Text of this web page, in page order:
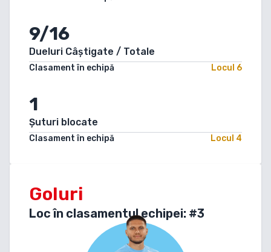
9/16
Dueluri Câștigate / Totale
Clasament în echipă Locul 6
1
Șuturi blocate
Clasament în echipă Locul 4
Goluri
Loc în clasamentul echipei: #3